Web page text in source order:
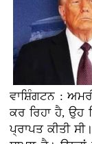
ਵਾਸ਼ਿੰਗਟਨ :
ਕਰ ਰਿਹਾ ਹੈ, ਉਹ
ਪ੍ਰਾਪਤ ਕੀਤੀ